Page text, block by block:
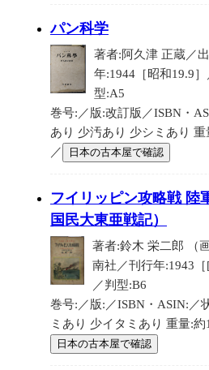
パン科学
著者:阿久津 正蔵／
年:1944［昭和19.9
型:A5
巻号:／版:改訂版／ISBN・
あり 少汚あり 少シミあり
／
日本の古本屋で確認
フイリッピン攻略戦 陸
国民大東亜戦記）
著者:鈴木 栄二郎 （
南社／刊行年:1943
／判型:B6
巻号:／版:／ISBN・ASIN:／
ミあり 少イタミあり 重量:約
日本の古本屋で確認